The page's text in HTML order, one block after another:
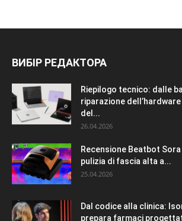
ВИБІР РЕДАКТОРА
Riepilogo tecnico: dalle
riparazione
del...
26.04.2026
Recensione Beatbot
pulizia di fascia alta a...
25.04.2026
Dal codice alla clinica:
prepara farmaci